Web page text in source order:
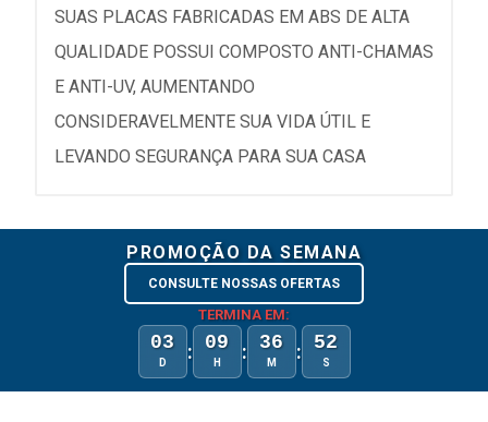
SUAS PLACAS FABRICADAS EM ABS DE ALTA
QUALIDADE POSSUI COMPOSTO ANTI-CHAMAS
E ANTI-UV, AUMENTANDO
CONSIDERAVELMENTE SUA VIDA ÚTIL E
LEVANDO SEGURANÇA PARA SUA CASA
PROMOÇÃO DA SEMANA
CONSULTE NOSSAS OFERTAS
TERMINA EM:
03
D : 09
H : 36
M : 52
S